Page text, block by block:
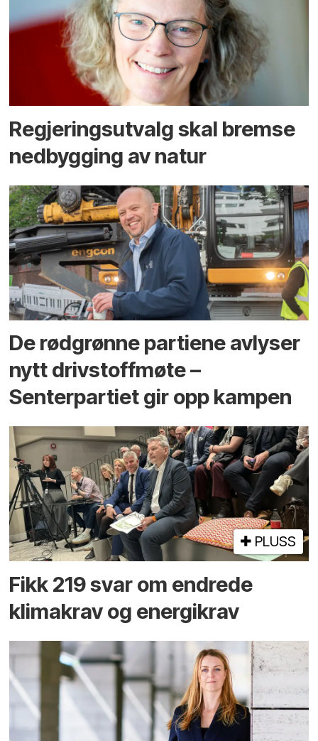
Regjerings­utvalg skal bremse
ned­bygging av natur
De rødgrønne partiene avlyser
nytt drivstoffmøte –
Senterpartiet gir opp kampen
PLUSS
Fikk 219 svar om endrede
klimakrav og energikrav